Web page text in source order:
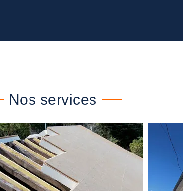
Nos services